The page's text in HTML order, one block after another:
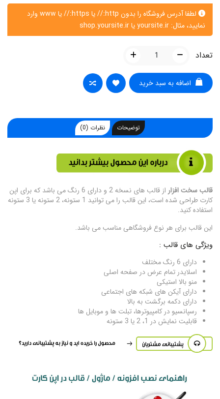
لطفا آدرس فروشگاه را بدون http:// یا https:// یا www وارد
نمایید، مثال: yoursite.ir یا shop.yoursite.ir
تعداد
اضافه به سبد خرید
توضیحات نظرات (0)
قالب سخت افزار
از قالب های نسخه 2 و دارای 6 رنگ می باشد که برای اپن
کارت طراحی شده است، این قالب را می توانید 1 ستونه، 2 ستونه یا 3 ستونه
استفاده کنید.
این قالب برای هر نوع فروشگاهی مناسب می باشد.
ویژگی های قالب :
دارای 6 رنگ مختلف
اسلایدر تمام عرض در صفحه اصلی
منو بالا استیکی
دارای آیکن های شبکه های اجتماعی
دارای دکمه برگشت به بالا
رسپانسیو در کامپیوترها، تبلت ها و موبایل ها
قابلیت نمایش در 1، 2 یا 3 ستونه